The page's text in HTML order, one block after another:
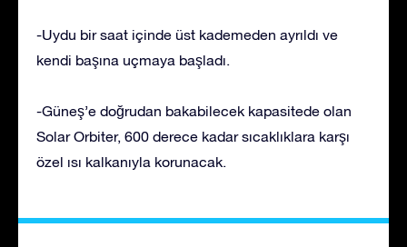
-Uydu bir saat içinde üst kademeden ayrıldı ve
kendi başına uçmaya başladı.
-Güneş’e doğrudan bakabilecek kapasitede olan
Solar Orbiter, 600 derece kadar sıcaklıklara karşı
özel ısı kalkanıyla korunacak.